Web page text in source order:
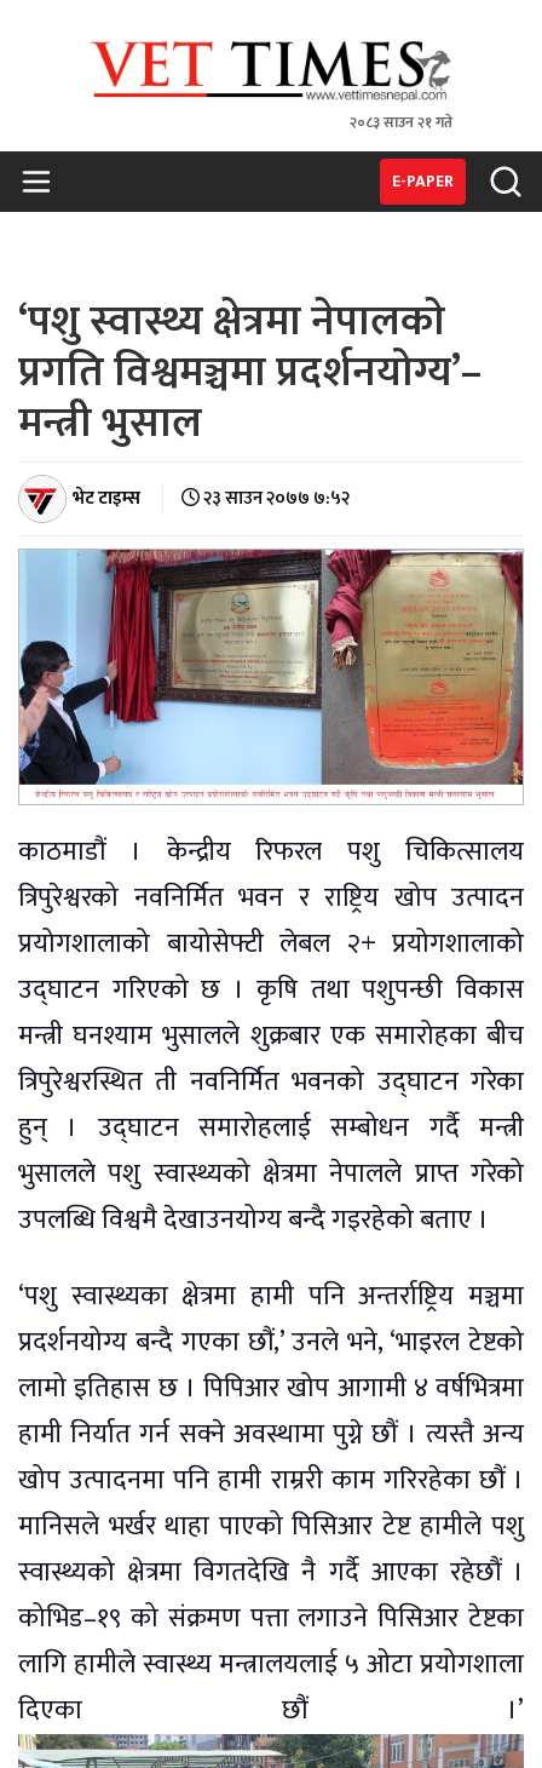
२०८३ साउन २१ गते
E-PAPER
‘पशु स्वास्थ्य क्षेत्रमा नेपालकाे
प्रगति विश्वमञ्चमा प्रदर्शनयोग्य’–
मन्त्री भुसाल
भेट टाइम्स २३ साउन २०७७ ७:५२
काठमाडौं । केन्द्रीय रिफरल पशु चिकित्सालय
त्रिपुरेश्वरको नवनिर्मित भवन र राष्ट्रिय खोप उत्पादन
प्रयोगशालाको बायोसेफ्टी लेबल २+ प्रयोगशालाको
उद्घाटन गरिएको छ । कृषि तथा पशुपन्छी विकास
मन्त्री घनश्याम भुसालले शुक्रबार एक समारोहका बीच
त्रिपुरेश्वरस्थित ती नवनिर्मित भवनको उद्घाटन गरेका
हुन् । उद्घाटन समारोहलाई सम्बोधन गर्दै मन्त्री
भुसालले पशु स्वास्थ्यको क्षेत्रमा नेपालले प्राप्त गरेको
उपलब्धि विश्वमै देखाउनयोग्य बन्दै गइरहेको बताए ।
‘पशु स्वास्थ्यका क्षेत्रमा हामी पनि अन्तर्राष्ट्रिय मञ्चमा
प्रदर्शनयोग्य बन्दै गएका छौं,’ उनले भने, ‘भाइरल टेष्टको
लामो इतिहास छ । पिपिआर खोप आगामी ४ वर्षभित्रमा
हामी निर्यात गर्न सक्ने अवस्थामा पुग्ने छौं । त्यस्तै अन्य
खोप उत्पादनमा पनि हामी राम्ररी काम गरिरहेका छौं ।
मानिसले भर्खर थाहा पाएको पिसिआर टेष्ट हामीले पशु
स्वास्थ्यको क्षेत्रमा विगतदेखि नै गर्दै आएका रहेछौं ।
कोभिड–१९ को संक्रमण पत्ता लगाउने पिसिआर टेष्टका
लागि हामीले स्वास्थ्य मन्त्रालयलाई ५ ओटा प्रयोगशाला
दिएका छौं ।’